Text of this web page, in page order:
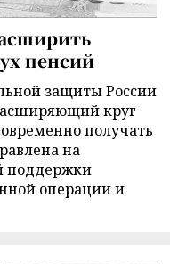
пенсий
защиты России
круг
получать
на
поддержки
операции и